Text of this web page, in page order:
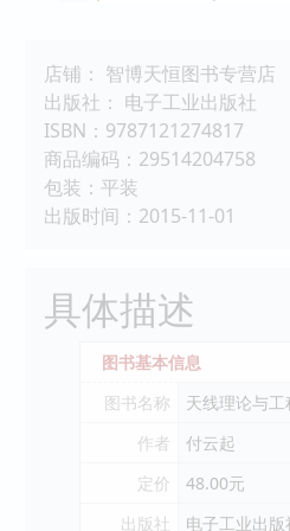
店铺： 智博天恒图书专营店
出版社： 电子工业出版社
ISBN：9787121274817
商品编码：29514204758
包装：平装
出版时间：2015-11-01
具体描述
图书基本信息
图书名称
天线理论与工
作者
付云起
定价
48.00元
出版社
电子工业出版